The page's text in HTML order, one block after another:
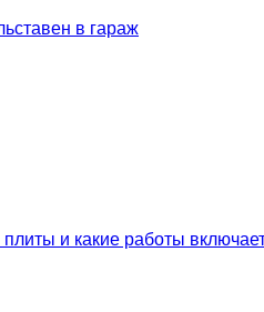
в гараж
и какие работы